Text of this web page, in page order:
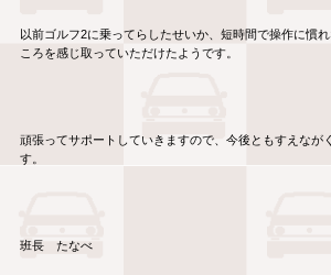
以前ゴルフ2に乗ってらしたせいか、短時間で操作に慣
ころを感じ取っていただけたようです。
頑張ってサポートしていきますので、今後ともすえなが
す。
班長 たなべ